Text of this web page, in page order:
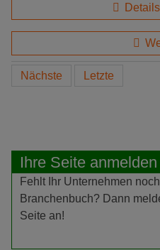
Nächste Letzte
Ihre Seite anmelden
Fehlt Ihr Unternehmen
Branchenbuch? Dann
Seite an!